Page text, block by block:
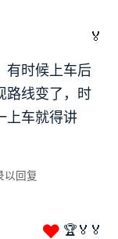
🏅
有时候上车后
路线变了，时
上车就得讲
以回复
❤ 🏆🏅🏅